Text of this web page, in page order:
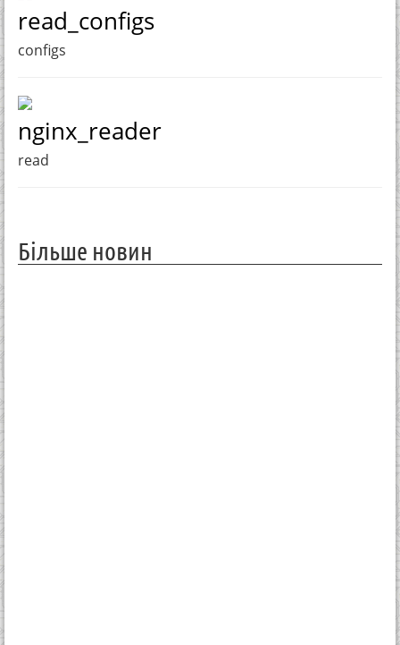
read_configs
configs
nginx_reader
read
Більше новин